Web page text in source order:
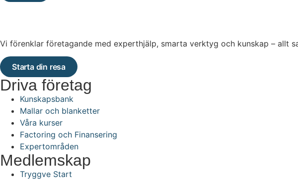
Vi förenklar företagande med experthjälp, smarta verktyg och kunskap – allt
Starta din resa
Driva företag
Kunskapsbank
Mallar och blanketter
Våra kurser
Factoring och Finansering
Expertområden
Medlemskap
Tryggve Start